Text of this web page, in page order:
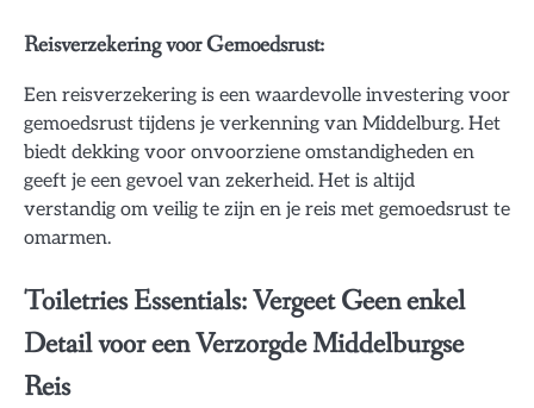
Reisverzekering voor Gemoedsrust:
Een reisverzekering is een waardevolle investering voor
gemoedsrust tijdens je verkenning van Middelburg. Het
biedt dekking voor onvoorziene omstandigheden en
geeft je een gevoel van zekerheid. Het is altijd
verstandig om veilig te zijn en je reis met gemoedsrust te
omarmen.
Toiletries Essentials: Vergeet Geen enkel
Detail voor een Verzorgde Middelburgse
Reis